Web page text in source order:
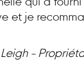
qui a
et je
-